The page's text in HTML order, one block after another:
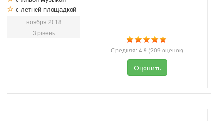
с летней площадкой
ноября 2018
3 рівень
Средняя:4.9 (209 оценок)
Оценить